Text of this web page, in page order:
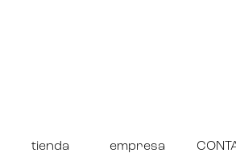
tienda empresa